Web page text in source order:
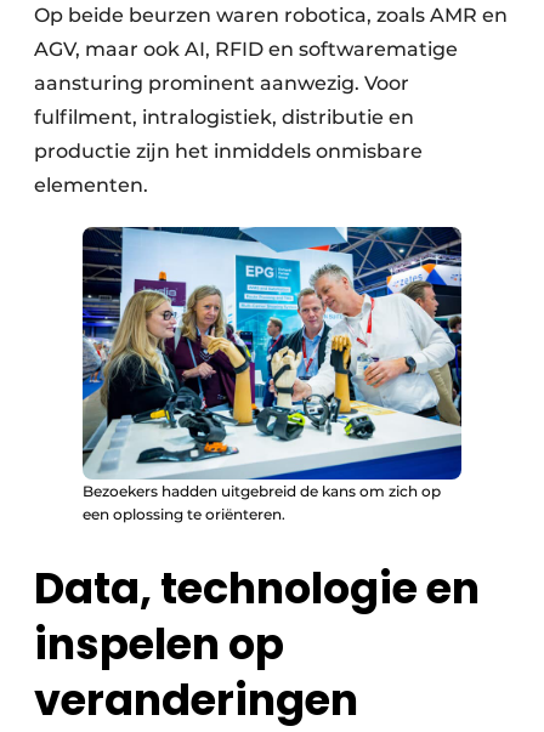
Op beide beurzen waren robotica, zoals AMR en
AGV, maar ook AI, RFID en softwarematige
aansturing prominent aanwezig. Voor
fulfilment, intralogistiek, distributie en
productie zijn het inmiddels onmisbare
elementen.
Bezoekers hadden uitgebreid de kans om zich op
een oplossing te oriënteren.
Data, technologie en
inspelen op
veranderingen